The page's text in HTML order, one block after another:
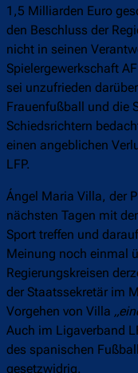
1,5 Milliarden Euro
den Beschluss der
nicht in seinen
Spielergewerkschaft
sei unzufrieden
Frauenfußball und die
Schiedsrichtern
einen angeblichen
LFP.
Ángel Maria Villa, der
nächsten Tagen mit
Sport treffen und
Meinung noch einmal
Regierungskreisen
der Staatssekretär im
Vorgehen von Villa
Auch im Ligaverband
des spanischen
gesetzwidrig.